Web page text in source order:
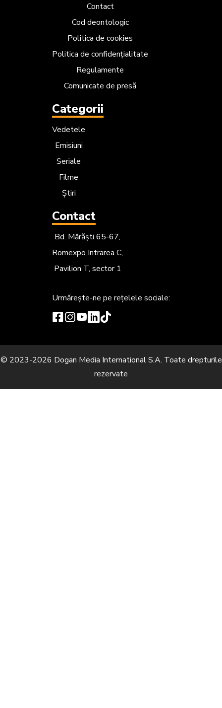
Contact
Cod deontologic
Politica de cookies
Politica de confidențialitate
Regulamente
Comunicate de presă
Categorii
Vedetele
Emisiuni
Seriale
Filme
Știri
Contact
Bd. Mărăști 65-67,
Romexpo Intrarea C,
Pavilion T, sector 1
Urmărește-ne pe rețelele sociale:
© 2023-2026 Dogan Media International S.A. Toate drepturile
rezervate